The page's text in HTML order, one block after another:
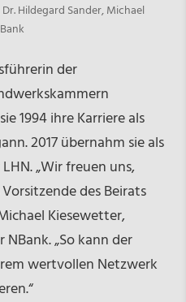
Hildegard Sander, Michael
der
1994 ihre Karriere als
2017 übernahm sie als
„Wir freuen uns,
des Beirats
Kiesewetter,
„So kann der
wertvollen Netzwerk